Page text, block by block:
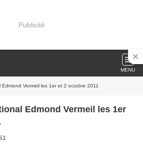
Publicité
MENU
Vermeil les 1er et 2 octobre 2011
Edmond Vermeil les 1er